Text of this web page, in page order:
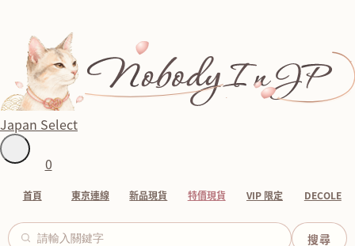
Japan Select
0
首頁 東京連線 新品現貨 特價現貨 VIP 限定 DECOLE